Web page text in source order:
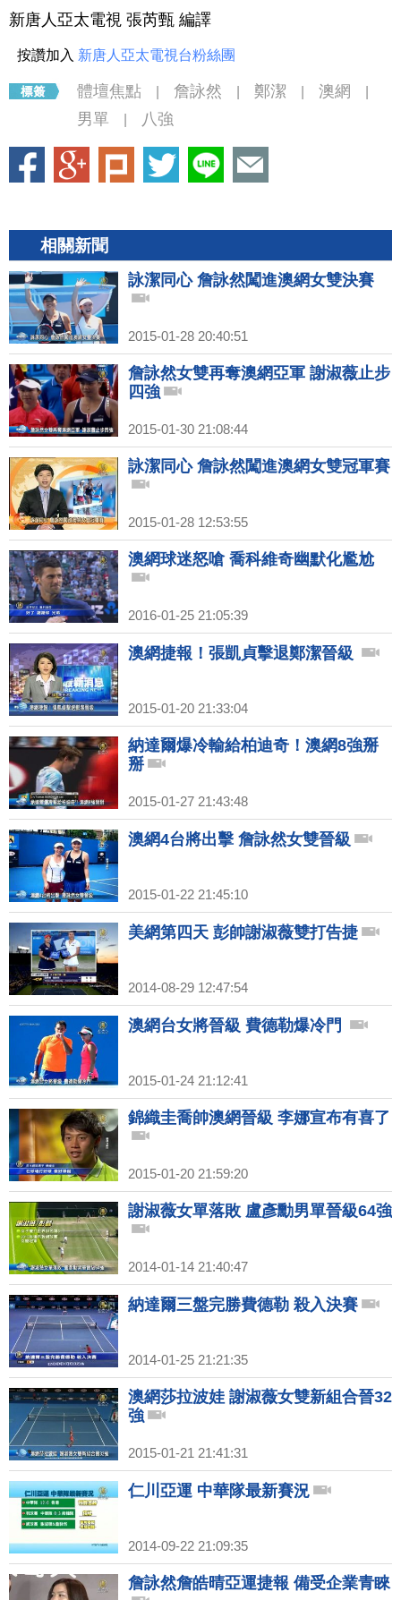
新唐人亞太電視 張芮甄 編譯
按讚加入 新唐人亞太電視台粉絲團
體壇焦點 詹詠然 鄭潔 澳網
男單 八強
相關新聞
詠潔同心 詹詠然闖進澳網女雙決賽
2015-01-28 20:40:51
詹詠然女雙再奪澳網亞軍 謝淑薇止步
四強
2015-01-30 21:08:44
詠潔同心 詹詠然闖進澳網女雙冠軍賽
2015-01-28 12:53:55
澳網球迷怒嗆 喬科維奇幽默化尷尬
2016-01-25 21:05:39
澳網捷報！張凱貞擊退鄭潔晉級
2015-01-20 21:33:04
納達爾爆冷輸給柏迪奇！澳網8強掰
掰
2015-01-27 21:43:48
澳網4台將出擊 詹詠然女雙晉級
2015-01-22 21:45:10
美網第四天 彭帥謝淑薇雙打告捷
2014-08-29 12:47:54
澳網台女將晉級 費德勒爆冷門
2015-01-24 21:12:41
錦織圭喬帥澳網晉級 李娜宣布有喜了
2015-01-20 21:59:20
謝淑薇女單落敗 盧彥勳男單晉級64強
2014-01-14 21:40:47
納達爾三盤完勝費德勒 殺入決賽
2014-01-25 21:21:35
澳網莎拉波娃 謝淑薇女雙新組合晉32
強
2015-01-21 21:41:31
仁川亞運 中華隊最新賽況
2014-09-22 21:09:35
詹詠然詹皓晴亞運捷報 備受企業青睞